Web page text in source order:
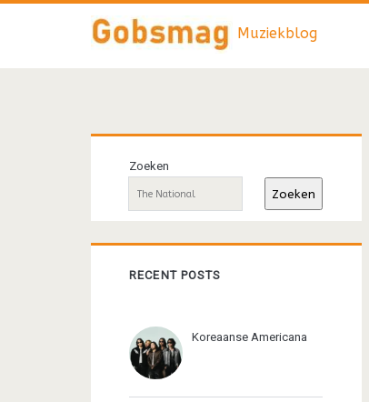
Muziekblog
Primaire
sidebar
Zoeken
Zoeken
RECENT POSTS
Koreaanse Americana